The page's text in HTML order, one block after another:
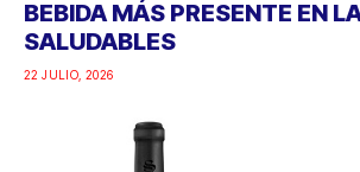
BEBIDA MÁS PRESENTE EN
SALUDABLES
22 JULIO, 2026